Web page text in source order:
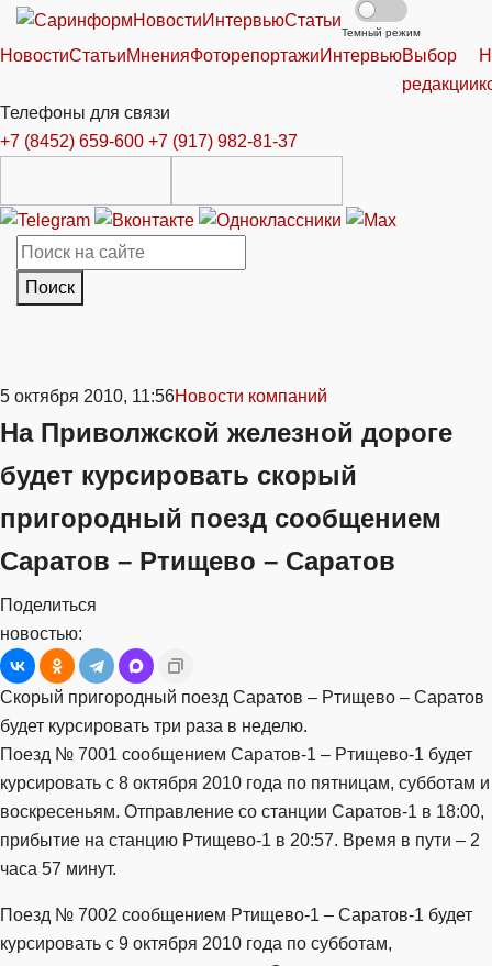
НовостиИнтервьюСтатьи
Темный режим
НовостиСтатьиМненияФоторепортажиИнтервьюВыбор
редакции
Телефоны для связи
+7 (8452) 659-600 +7 (917) 982-81-37
Поиск
5 октября 2010, 11:56Новости компаний
На Приволжской железной дороге
будет курсировать скорый
пригородный поезд сообщением
Саратов – Ртищево – Саратов
Поделиться
новостью:
Скорый пригородный поезд Саратов – Ртищево – Саратов
будет курсировать три раза в неделю.
Поезд № 7001 сообщением Саратов-1 – Ртищево-1 будет
курсировать с 8 октября 2010 года по пятницам, субботам и
воскресеньям. Отправление со станции Саратов-1 в 18:00,
прибытие на станцию Ртищево-1 в 20:57. Время в пути – 2
часа 57 минут.
Поезд № 7002 сообщением Ртищево-1 – Саратов-1 будет
курсировать с 9 октября 2010 года по субботам,